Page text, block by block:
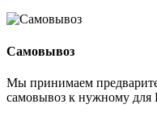
Самовывоз
Мы принимаем
самовывоз к нужному для